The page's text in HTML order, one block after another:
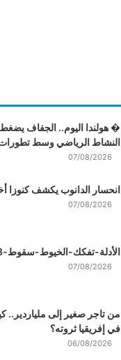
� هولندا اليوم.. الجفاف يضغط
النشاط الرياضي وسط تطورات
07/08/2026
انحسار الدانوب يكشف كنوزا
07/08/2026
الأدلة-تفكك-الخيوط-سقوط-538-جنسية
07/08/2026
من تاجر صغير إلى ملياردير..
في إفريقيا ثروته؟
06/08/2026